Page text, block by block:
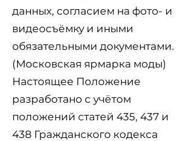
данных, согласием на фото- и
видеосъёмку и иными
обязательными документами.
(Московская ярмарка моды)
Настоящее Положение
разработано с учётом
положений статей 435, 437 и
438 Гражданского кодекса